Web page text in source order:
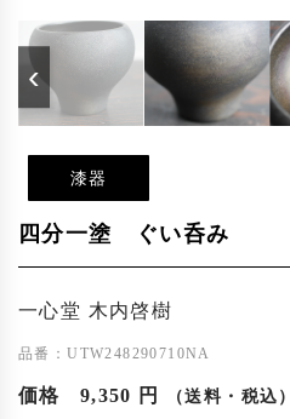
‹
漆器
四分一塗 ぐい呑み
一心堂 木内啓樹
品番：UTW248290710NA
価格 9,350 円 （送料・税込）